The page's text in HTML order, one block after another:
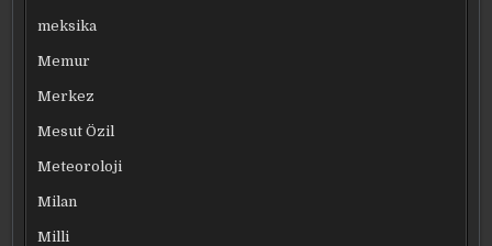
meksika
Memur
Merkez
Mesut Özil
Meteoroloji
Milan
Milli